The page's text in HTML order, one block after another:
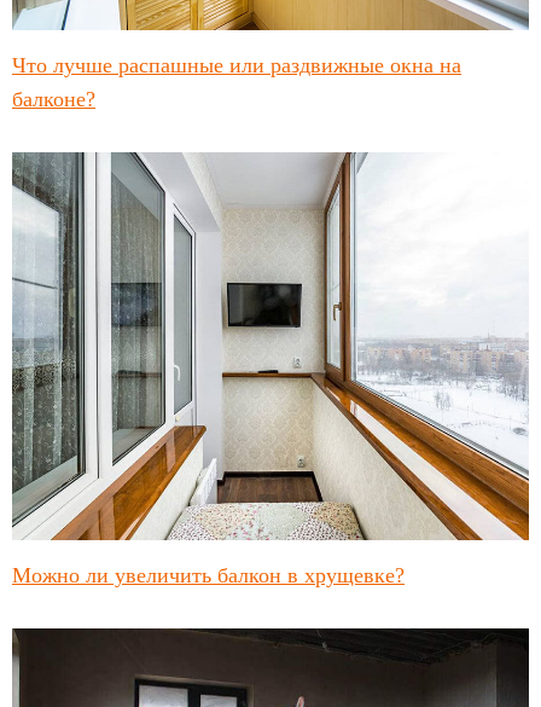
Что лучше распашные или раздвижные окна на
балконе?
Можно ли увеличить балкон в хрущевке?